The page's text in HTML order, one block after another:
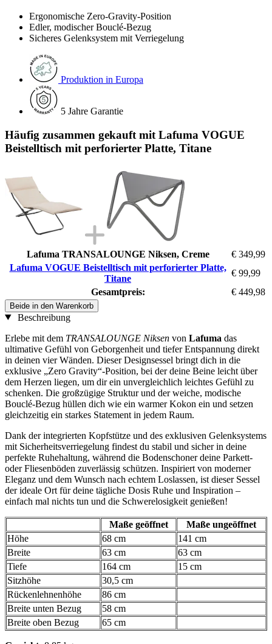
Ergonomische Zero-Gravity-Position
Edler, modischer Bouclé-Bezug
Sicheres Gelenksystem mit Verriegelung
Produktion in Europa
5 Jahre Garantie
Häufig zusammen gekauft mit Lafuma VOGUE
Beistelltisch mit perforierter Platte, Titane
Lafuma TRANSALOUNGE Niksen, Creme
€ 349,99
Lafuma VOGUE Beistelltisch mit perforierter Platte,
Titane
€ 99,99
Gesamtpreis:
€ 449,98
Beide in den Warenkorb
Beschreibung
Erlebe mit dem TRANSALOUNGE Niksen von Lafuma das
ultimative Gefühl von Geborgenheit und tiefer Entspannung direkt
in deinen vier Wänden. Dieser Designsessel bringt dich in die
exklusive „Zero Gravity“-Position, bei der deine Beine leicht über
dem Herzen liegen, um dir ein unvergleichlich leichtes Gefühl zu
schenken. Die großzügige Struktur und der weiche, modische
Bouclé-Bezug hüllen dich wie ein warmer Kokon ein und setzen
gleichzeitig ein starkes Statement in jedem Raum.
Dank der integrierten Kopfstütze und des exklusiven Gelenksystems
mit Sicherheitsverriegelung findest du stabil und sicher in deine
perfekte Ruhehaltung, während die Bodenschoner deine Parkett-
oder Fliesenböden zuverlässig schützen. Inspiriert von moderner
Eleganz und dem Wunsch nach echtem Loslassen, ist dieser Sessel
der ideale Ort für deine tägliche Dosis Ruhe und Inspiration –
einfach mal nichts tun und die Schwerelosigkeit genießen!
Maße geöffnet
Maße ungeöffnet
Höhe
68 cm
141 cm
Breite
63 cm
63 cm
Tiefe
164 cm
15 cm
Sitzhöhe
30,5 cm
Rückenlehnenhöhe
86 cm
Breite unten Bezug
58 cm
Breite oben Bezug
65 cm